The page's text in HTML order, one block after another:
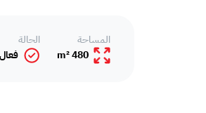
المساحة
480 m²
الحالة
فعال